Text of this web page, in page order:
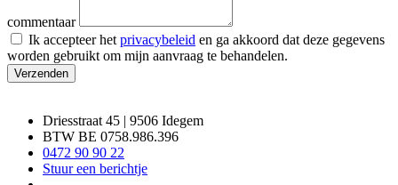
commentaar
Ik accepteer het privacybeleid en ga akkoord dat deze gegevens
worden gebruikt om mijn aanvraag te behandelen.
Verzenden
Driesstraat 45 | 9506 Idegem
BTW BE 0758.986.396
0472 90 90 22
Stuur een berichtje